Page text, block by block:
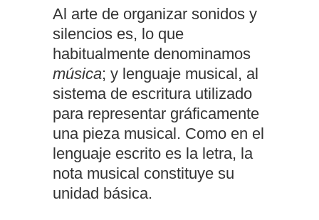
Al arte de organizar sonidos y
silencios es, lo que
habitualmente denominamos
música; y lenguaje musical, al
sistema de escritura utilizado
para representar gráficamente
una pieza musical. Como en el
lenguaje escrito es la letra, la
nota musical constituye su
unidad básica.